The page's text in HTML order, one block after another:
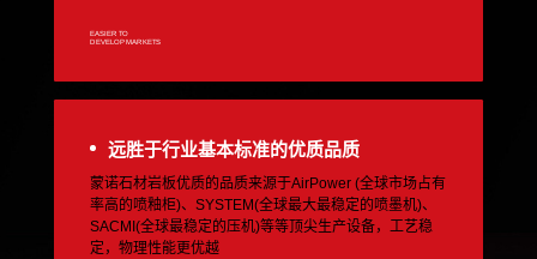
EASIER TO
DEVELOP MARKETS
远胜于行业基本标准的优质品质
蒙诺石材岩板优质的品质来源于AirPower (全球市场占有
率高的喷釉柜)、SYSTEM(全球最大最稳定的喷墨机)、
SACMI(全球最稳定的压机)等等顶尖生产设备，工艺稳
定，物理性能更优越